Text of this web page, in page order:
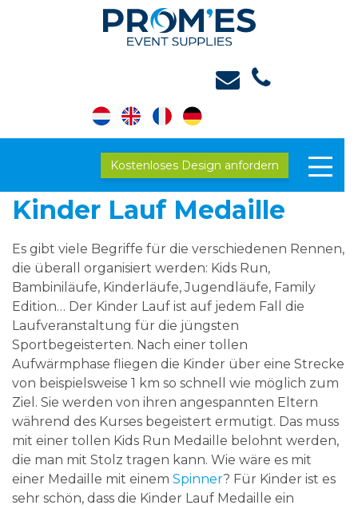
Kostenloses Design anfordern
Kinder Lauf Medaille
Es gibt viele Begriffe für die verschiedenen Rennen,
die überall organisiert werden: Kids Run,
Bambiniläufe, Kinderläufe, Jugendläufe, Family
Edition… Der Kinder Lauf ist auf jedem Fall die
Laufveranstaltung für die jüngsten
Sportbegeisterten. Nach einer tollen
Aufwärmphase fliegen die Kinder über eine Strecke
von beispielsweise 1 km so schnell wie möglich zum
Ziel. Sie werden von ihren angespannten Eltern
während des Kurses begeistert ermutigt. Das muss
mit einer tollen Kids Run Medaille belohnt werden,
die man mit Stolz tragen kann. Wie wäre es mit
einer Medaille mit einem Spinner? Für Kinder ist es
sehr schön, dass die Kinder Lauf Medaille ein